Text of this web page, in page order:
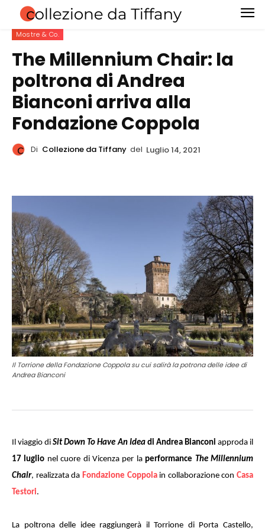
Mostre & Co.
The Millennium Chair: la
poltrona di Andrea
Bianconi arriva alla
Fondazione Coppola
Di Collezione da Tiffany del Luglio 14, 2021
Il Torrione della Fondazione Coppola su cui salirà la potrona delle idee di
Andrea Bianconi
Il viaggio diSit Down To Have An Ideadi Andrea Bianconi approda il
17 luglio nel cuore di Vicenza per laperformance The Millennium
Chair, realizzata da Fondazione Coppolain collaborazione con Casa
Testori.
La poltrona delle idee raggiungerà il Torrione di Porta Castello,